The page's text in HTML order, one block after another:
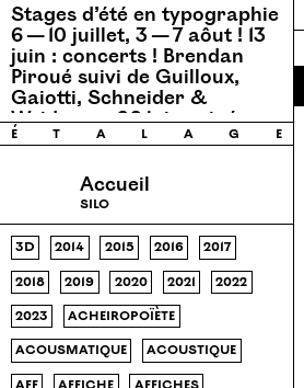
Stages d’été en typographie
6 — 10 juillet, 3 — 7 aôut ! 13
juin : concerts ! Brendan
Piroué suivi de Guilloux,
Gaiotti, Schneider &
Weidmann 26 juin : ciné
concert avec Permaflo.
é t a l a g e
Accueil
silo
3d 2014 2015 2016
2017
2018
2019 2020 2021
2022
2023
acheiropoïète
acousmatique
acoustique